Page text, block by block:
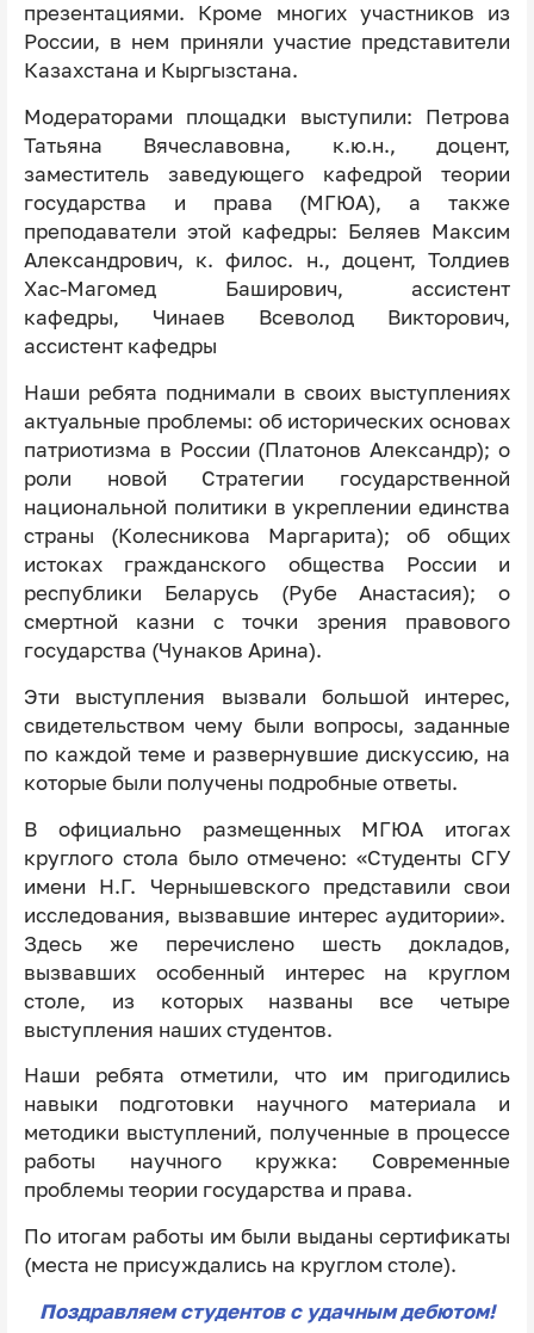
презентациями. Кроме многих участников из
России, в нем приняли участие представители
Казахстана и Кыргызстана.
Модераторами площадки выступили: Петрова
Татьяна Вячеславовна, к.ю.н., доцент,
заместитель заведующего кафедрой теории
государства и права (МГЮА), а также
преподаватели этой кафедры: Беляев Максим
Александрович, к. филос. н., доцент, Толдиев
Хас-Магомед Баширович, ассистент
кафедры, Чинаев Всеволод Викторович,
ассистент кафедры
Наши ребята поднимали в своих выступлениях
актуальные проблемы: об исторических основах
патриотизма в России (Платонов Александр); о
роли новой Стратегии государственной
национальной политики в укреплении единства
страны (Колесникова Маргарита); об общих
истоках гражданского общества России и
республики Беларусь (Рубе Анастасия); о
смертной казни с точки зрения правового
государства (Чунаков Арина).
Эти выступления вызвали большой интерес,
свидетельством чему были вопросы, заданные
по каждой теме и развернувшие дискуссию, на
которые были получены подробные ответы.
В официально размещенных МГЮА итогах
круглого стола было отмечено: «Студенты СГУ
имени Н.Г. Чернышевского представили свои
исследования, вызвавшие интерес аудитории».
Здесь же перечислено шесть докладов,
вызвавших особенный интерес на круглом
столе, из которых названы все четыре
выступления наших студентов.
Наши ребята отметили, что им пригодились
навыки подготовки научного материала и
методики выступлений, полученные в процессе
работы научного кружка: Современные
проблемы теории государства и права.
По итогам работы им были выданы сертификаты
(места не присуждались на круглом столе).
Поздравляем студентов с удачным дебютом!